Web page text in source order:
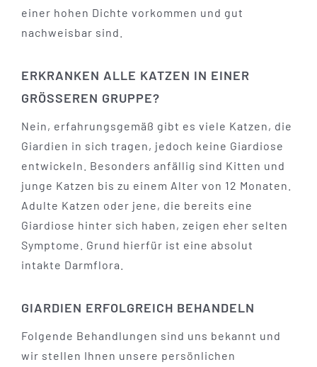
einer hohen Dichte vorkommen und gut
nachweisbar sind.
ERKRANKEN ALLE KATZEN IN EINER
GRÖSSEREN GRUPPE?
Nein, erfahrungsgemäß gibt es viele Katzen, die
Giardien in sich tragen, jedoch keine Giardiose
entwickeln. Besonders anfällig sind Kitten und
junge Katzen bis zu einem Alter von 12 Monaten.
Adulte Katzen oder jene, die bereits eine
Giardiose hinter sich haben, zeigen eher selten
Symptome. Grund hierfür ist eine absolut
intakte Darmflora.
GIARDIEN ERFOLGREICH BEHANDELN
Folgende Behandlungen sind uns bekannt und
wir stellen Ihnen unsere persönlichen